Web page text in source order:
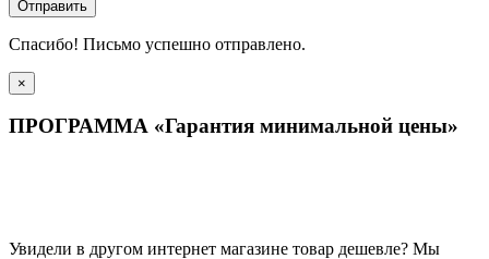
Отправить
Спасибо! Письмо успешно отправлено.
×
ПРОГРАММА «Гарантия минимальной цены»
Увидели в другом интернет магазине товар дешевле? Мы